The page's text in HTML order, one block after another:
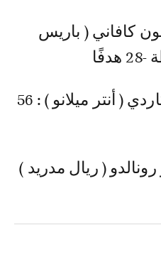
كافاني ( باريس
7- الأرجنتيني ماورو إيكاردي ( أنتر ميلانو ) : 56
رونالدو ( ريال مدريد )